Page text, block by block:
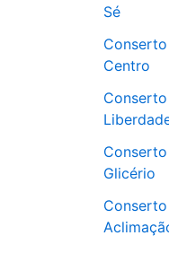
Sé
Centro
Glicério